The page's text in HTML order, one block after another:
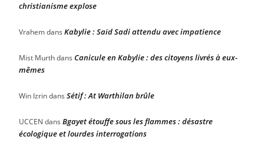
christianisme explose
Vrahemdans Kabylie : Saïd Sadi attendu avec impatience
Mist Murthdans Canicule en Kabylie : des citoyens livrés à eux-
mêmes
Win Izrindans Sétif : At Warthilan brûle
UCCEN dans Bgayet étouffe sous les flammes : désastre
écologique et lourdes interrogations